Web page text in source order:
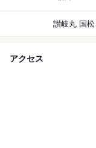
讃岐丸 国松
アクセス